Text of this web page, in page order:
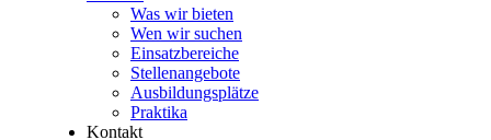
Was wir bieten
Wen wir suchen
Einsatzbereiche
Stellenangebote
Ausbildungsplätze
Praktika
Kontakt